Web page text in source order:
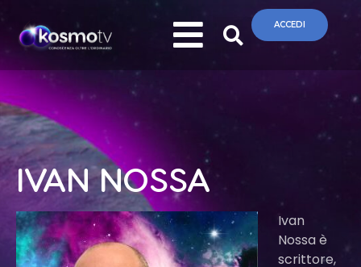
ACCEDI
IVAN NOSSA
Ivan
Nossa è
scrittore,